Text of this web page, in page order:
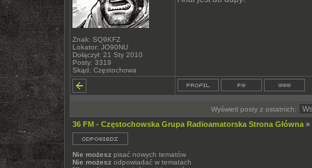
Znak: SQ9KFZ
Lokator: JO90NU
Dołączył: 21 Sty 2010
Posty: 3319
Skąd: Częstochowa
Wyświetl posty z ostatnich:
36 FM - Częstochowska Grupa Radioamatorska Strona Główna »
Nie możesz pisać nowych tematów
Nie możesz odpowiadać w tematach